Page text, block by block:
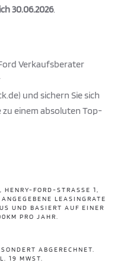
30.06.2026.
Verkaufsberater
und sichern Sie sich
einem absoluten Top-
FORD-STRASSE 1, 5
LEASINGRATE S
UND BASIERT AUF EINER L
PRO JAHR.
ABGERECHNET.
19 MWST.